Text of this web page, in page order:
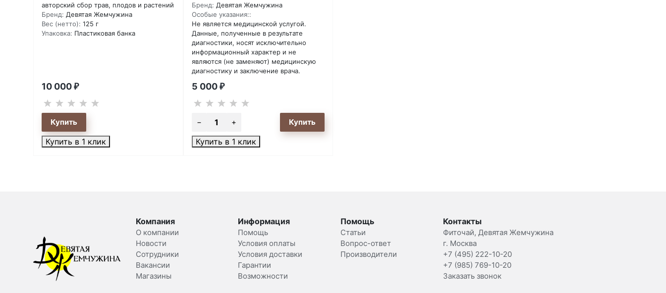
авторский сбор трав, плодов и растений
Бренд: Девятая Жемчужина
Вес (нетто): 125 г
Упаковка: Пластиковая банка
10 000 ₽
Купить в 1 клик
Бренд: Девятая Жемчужина
Особые указания::
Не является медицинской услугой.
Данные, полученные в результате
диагностики, носят исключительно
информационный характер и не
являются (не заменяют) медицинскую
диагностику и заключение врача.
5 000 ₽
Купить в 1 клик
Компания
О компании
Новости
Сотрудники
Вакансии
Магазины
Информация
Помощь
Условия оплаты
Условия доставки
Гарантии
Возможности
Помощь
Статьи
Вопрос-ответ
Производители
Контакты
Фиточай, Девятая Жемчужина
г. Москва
+7 (495) 222-10-20
+7 (985) 769-10-20
Заказать звонок